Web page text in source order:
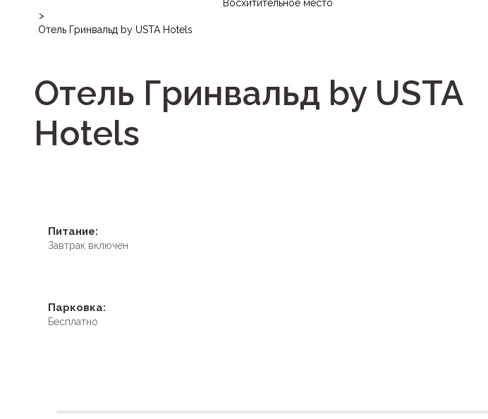
Восхитительное место
>
Отель Гринвальд by USTA Hotels
Отель Гринвальд by USTA
Hotels
Питание:
Завтрак включен
Парковка:
Бесплатно